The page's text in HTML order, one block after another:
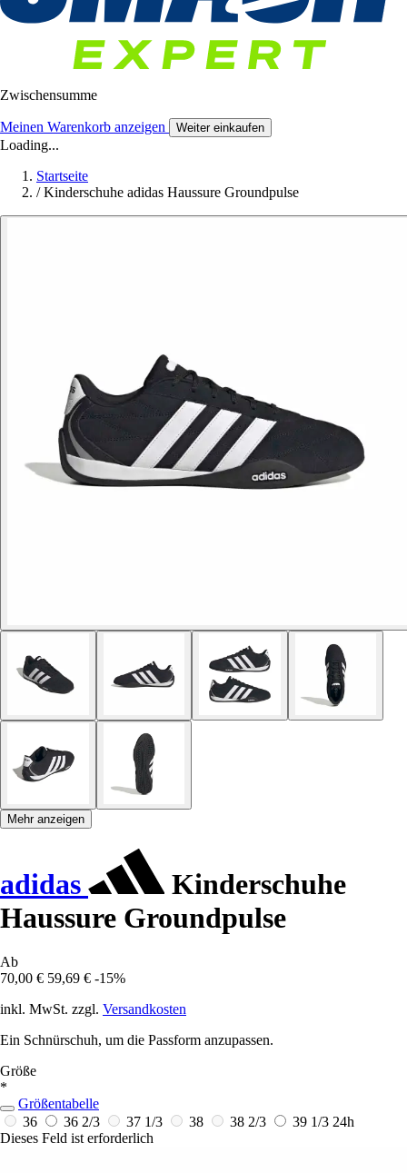
Zwischensumme
Meinen Warenkorb anzeigen Weiter einkaufen
Loading...
Startseite
/ Kinderschuhe adidas Haussure Groundpulse
Mehr anzeigen
adidas
Kinderschuhe
Haussure Groundpulse
Ab
70,00 € 59,69 € -15%
inkl. MwSt. zzgl. Versandkosten
Ein Schnürschuh, um die Passform anzupassen.
Größe
*
Größentabelle
36
36 2/3 37 1/3 38 38 2/3 39 1/3 24h
Dieses Feld ist erforderlich